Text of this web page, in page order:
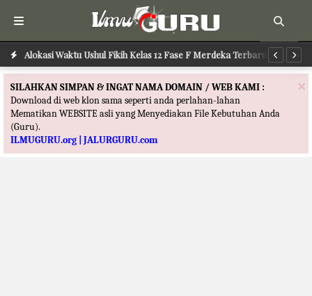
Alokasi Waktu Ushul Fikih Kelas 12 Fase F Merdeka Terbaru
Alokasi Waktu Ilmu Tafsir Kelas 12 Fase F Merdeka Terbaru
×
SILAHKAN SIMPAN & INGAT NAMA DOMAIN / WEB KAMI :
Download di web klon sama seperti anda perlahan-lahan
Mematikan WEBSITE asli yang Menyediakan File Kebutuhan Anda
(Guru).
ILMUGURU.org | JALURGURU.com